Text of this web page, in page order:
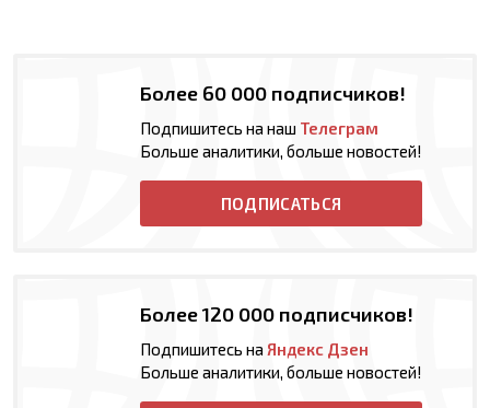
Более 60 000 подписчиков!
Подпишитесь на наш Телеграм
Больше аналитики, больше новостей!
ПОДПИСАТЬСЯ
Более 120 000 подписчиков!
Подпишитесь на Яндекс Дзен
Больше аналитики, больше новостей!